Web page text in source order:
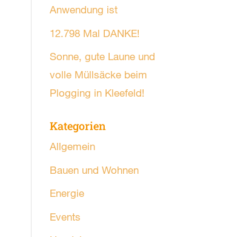
Anwendung ist
12.798 Mal DANKE!
Sonne, gute Laune und
volle Müllsäcke beim
Plogging in Kleefeld!
Kategorien
Allgemein
Bauen und Wohnen
Energie
Events